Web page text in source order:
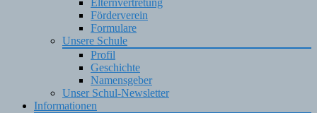
Elternvertretung
Förderverein
Formulare
Unsere Schule
Profil
Geschichte
Namensgeber
Unser Schul-Newsletter
Informationen